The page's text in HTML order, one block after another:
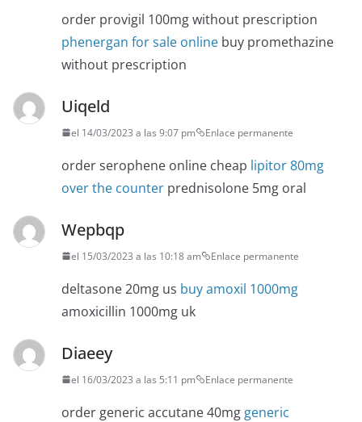
order provigil 100mg without prescription
phenergan for sale online buy promethazine
without prescription
Uiqeld
el 14/03/2023 a las 9:07 pm Enlace permanente
order serophene online cheap lipitor 80mg
over the counter prednisolone 5mg oral
Wepbqp
el 15/03/2023 a las 10:18 am Enlace permanente
deltasone 20mg us buy amoxil 1000mg
amoxicillin 1000mg uk
Diaeey
el 16/03/2023 a las 5:11 pm Enlace permanente
order generic accutane 40mg generic